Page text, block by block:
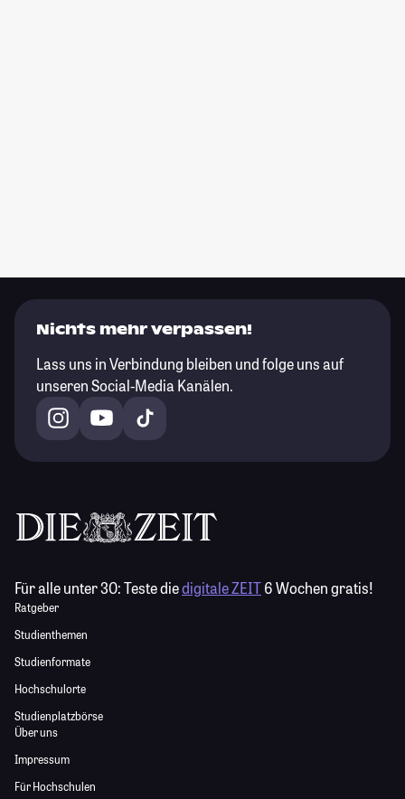
Nichts mehr verpassen!
Lass uns in Verbindung bleiben und folge uns auf
unseren Social-Media Kanälen.
Für alle unter 30:Teste diedigitale ZEIT6 Wochen gratis!
Ratgeber
Studienthemen
Studienformate
Hochschulorte
Studienplatzbörse
Über uns
Impressum
Für Hochschulen